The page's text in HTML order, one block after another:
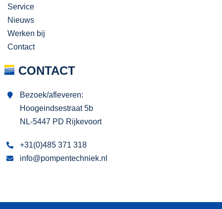
Service
Nieuws
Werken bij
Contact
CONTACT
Bezoek/afleveren:
Hoogeindsestraat 5b
NL-5447 PD Rijkevoort
+31(0)485 371 318
info@pompentechniek.nl